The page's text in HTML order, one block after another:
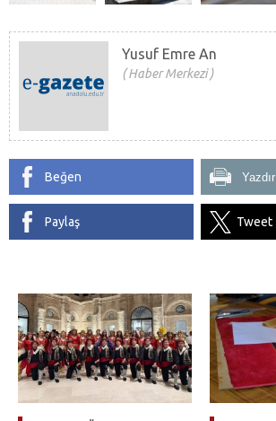
Yusuf Emre An
Haber Merkezi
Beğen Yazdır
Paylaş Tweet